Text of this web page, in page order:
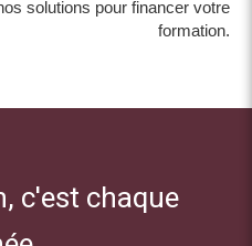
solutions pour financer votre
formation.
c'est chaque